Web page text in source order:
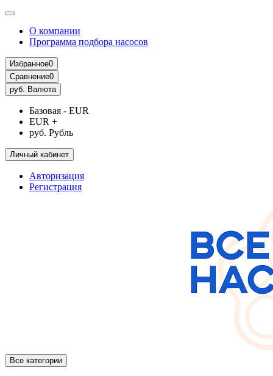
О компании
Программа подбора насосов
Избранное0
Сравнение0
руб. Валюта
Базовая - EUR
EUR +
руб. Рубль
Личный кабинет
Авторизация
Регистрация
Все категории